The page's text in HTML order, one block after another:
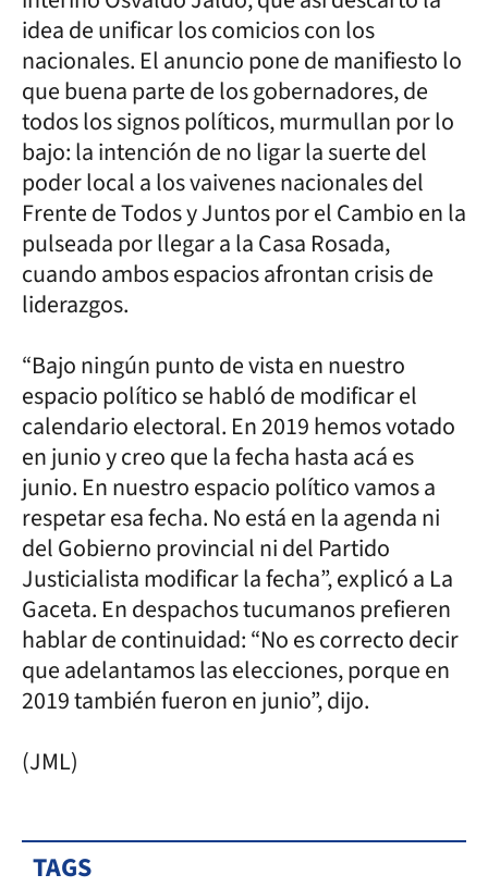
idea de unificar los comicios con los
nacionales. El anuncio pone de manifiesto lo
que buena parte de los gobernadores, de
todos los signos políticos, murmullan por lo
bajo: la intención de no ligar la suerte del
poder local a los vaivenes nacionales del
Frente de Todos y Juntos por el Cambio en la
pulseada por llegar a la Casa Rosada,
cuando ambos espacios afrontan crisis de
liderazgos.
“Bajo ningún punto de vista en nuestro
espacio político se habló de modificar el
calendario electoral. En 2019 hemos votado
en junio y creo que la fecha hasta acá es
junio. En nuestro espacio político vamos a
respetar esa fecha. No está en la agenda ni
del Gobierno provincial ni del Partido
Justicialista modificar la fecha”, explicó a La
Gaceta. En despachos tucumanos prefieren
hablar de continuidad: “No es correcto decir
que adelantamos las elecciones, porque en
2019 también fueron en junio”, dijo.
(JML)
TAGS